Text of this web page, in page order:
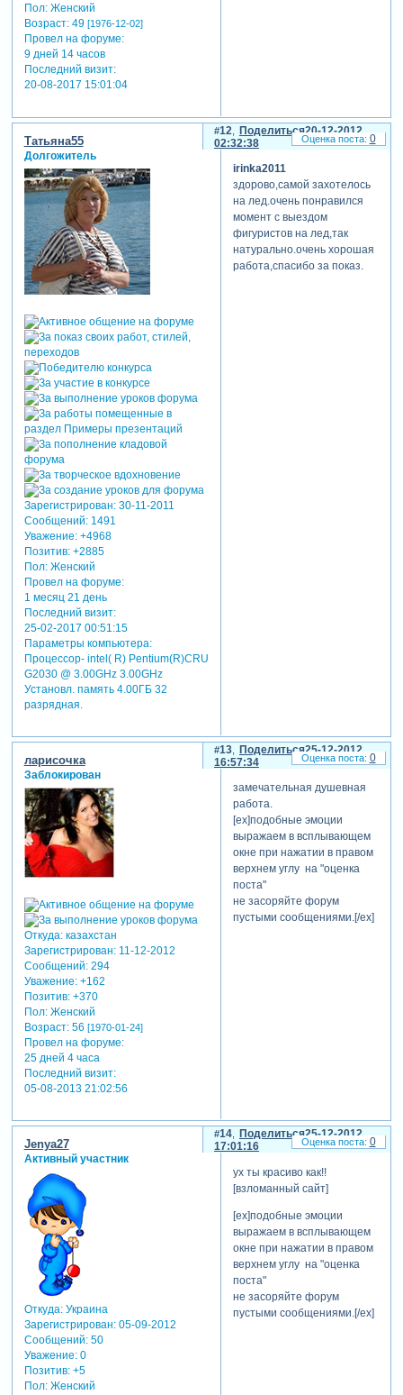
Пол:Женский
Возраст:49 [1976-12-02]
Провел на форуме:
9 дней 14 часов
Последний визит:
20-08-2017 15:01:04
Поделиться
12
20-12-2012
02:32:38
Татьяна55
Долгожитель
Зарегистрирован: 30-11-2011
Сообщений:1491
Уважение: +4968
Позитив: +2885
Пол:Женский
Провел на форуме:
1 месяц 21 день
Последний визит:
25-02-2017 00:51:15
Параметры компьютера:
Процессор- intel( R) Pentium(R)CRU
G2030 @ 3.00GHz 3.00GHz
Установл. память 4.00ГБ 32
разрядная.
irinka2011
здорово,самой захотелось
на лед.очень понравился
момент с выездом
фигуристов на лед,так
натурально.очень хорошая
работа,спасибо за показ.
0
Поделиться
13
25-12-2012
16:57:34
ларисочка
Заблокирован
Откуда:казахстан
Зарегистрирован: 11-12-2012
Сообщений:294
Уважение: +162
Позитив: +370
Пол:Женский
Возраст:56 [1970-01-24]
Провел на форуме:
25 дней 4 часа
Последний визит:
05-08-2013 21:02:56
замечательная душевная
работа.
[ex]подобные эмоции
выражаем в всплывающем
окне при нажатии в правом
верхнем углу на "оценка
поста"
не засоряйте форум
пустыми сообщениями.[/ex]
0
Поделиться
14
25-12-2012
17:01:16
Jenya27
Активный участник
Откуда:Украина
Зарегистрирован: 05-09-2012
Сообщений:50
Уважение: 0
Позитив: +5
Пол:Женский
ух ты красиво как!!
[взломанный сайт]
[ex]подобные эмоции
выражаем в всплывающем
окне при нажатии в правом
верхнем углу на "оценка
поста"
не засоряйте форум
пустыми сообщениями.[/ex]
0